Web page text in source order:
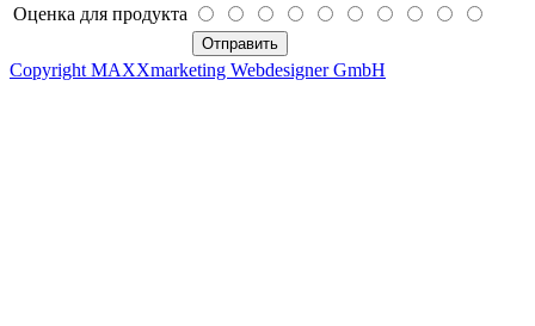
Оценка для продукта
Copyright MAXXmarketing Webdesigner GmbH